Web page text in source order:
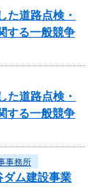
道路点検・
する一般競争
道路点検・
する一般競争
事務所
ダム建設事業